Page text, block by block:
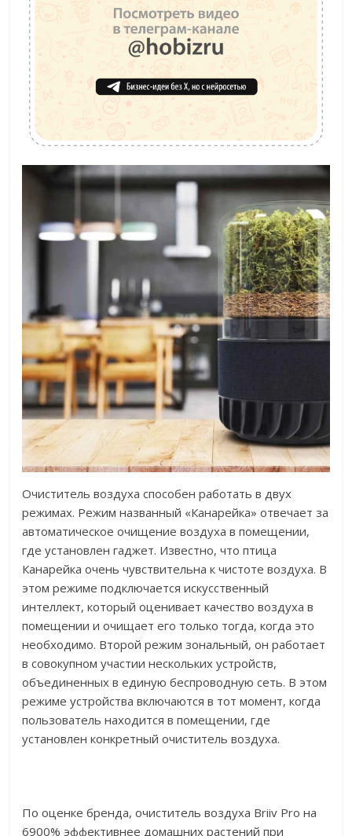
Очиститель воздуха способен работать в двух
режимах. Режим названный «Канарейка» отвечает за
автоматическое очищение воздуха в помещении,
где установлен гаджет. Известно, что птица
Канарейка очень чувствительна к чистоте воздуха. В
этом режиме подключается искусственный
интеллект, который оценивает качество воздуха в
помещении и очищает его только тогда, когда это
необходимо. Второй режим зональный, он работает
в совокупном участии нескольких устройств,
объединенных в единую беспроводную сеть. В этом
режиме устройства включаются в тот момент, когда
пользователь находится в помещении, где
установлен конкретный очиститель воздуха.
По оценке бренда, очиститель воздуха Briiv Pro на
6900% эффективнее домашних растений при